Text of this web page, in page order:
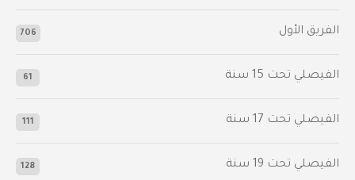
الفريق الأول 706
الفيصلي‬⁩ تحت 15 سنة 61
‫الفيصلي‬⁩ تحت 17 سنة 111
الفيصلي‬⁩ تحت 19 سنة 128